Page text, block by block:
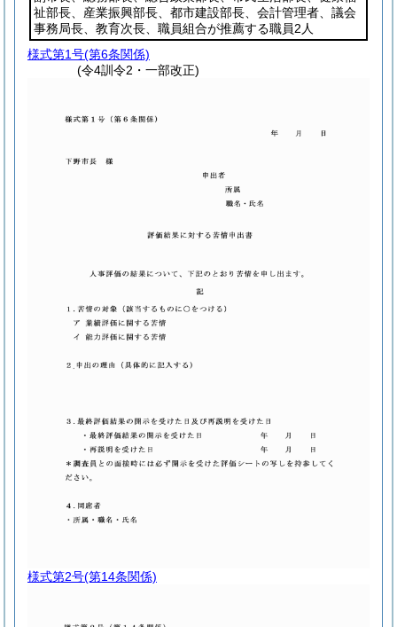
祉部長、産業振興部長、都市建設部長、会計管理者、議会
事務局長、教育次長、職員組合が推薦する職員2人
様式第1号(第6条関係)
(令4訓令2・一部改正)
様式第2号(第14条関係)